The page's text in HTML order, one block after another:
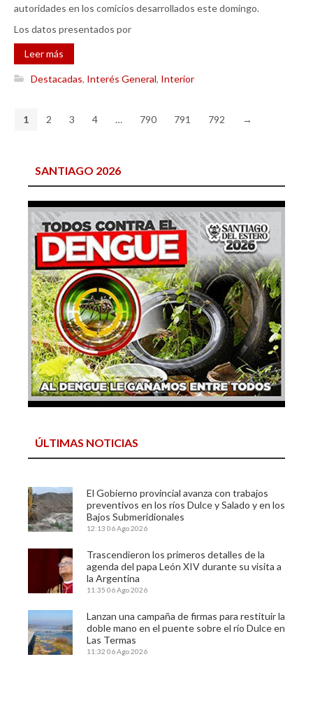
autoridades en los comicios desarrollados este domingo.
Los datos presentados por
Leer más
Destacadas, Interés General, Interior
1 2 3 4 … 790 791 792 →
SANTIAGO 2026
ÚLTIMAS NOTICIAS
El Gobierno provincial avanza con trabajos
preventivos en los ríos Dulce y Salado y en los
Bajos Submeridionales
12:13 06 Ago 2026
Trascendieron los primeros detalles de la
agenda del papa León XIV durante su visita a
la Argentina
11:35 06 Ago 2026
Lanzan una campaña de firmas para restituir la
doble mano en el puente sobre el río Dulce en
Las Termas
11:32 06 Ago 2026